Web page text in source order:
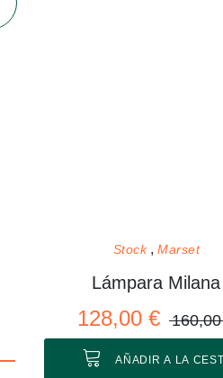
Stock Marset
Lámpara Milana
128,00 €
AÑADIR A LA